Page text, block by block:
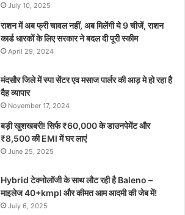
July 10, 2025
राशन में अब फ्री चावल नहीं, अब मिलेंगी ये 9 चीजें, राशन
कार्ड धारकों के लिए सरकार ने बदल दी पूरी स्कीम
April 29, 2024
मंदसौर जिले में स्पा सेंटर एव मसाज पार्लर की आड़ मे हो रहा है
दैह व्यापार
November 17, 2024
बड़ी खुशखबरी! सिर्फ ₹60,000 के डाउनपेमेंट और
₹8,500 की EMI में घर लाएं
June 25, 2025
Hybrid टेक्नोलॉजी के साथ लौट रही है Baleno –
माइलेज 40+kmpl और कीमत आम आदमी की जेब में!
July 6, 2025